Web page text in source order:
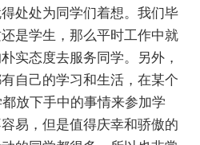
处处为同学们着想。我们毕
是学生，那么平时工作中就
实态度去服务同学。另外，
自己的学习和生活，在某个
放下手中的事情来参加学
易，但是值得庆幸和骄傲的